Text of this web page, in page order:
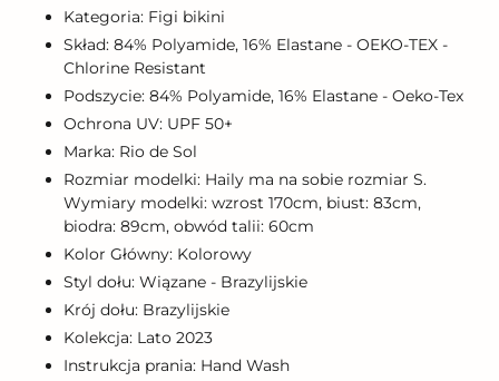
Kategoria: Figi bikini
Skład: 84% Polyamide, 16% Elastane - OEKO-TEX -
Chlorine Resistant
Podszycie: 84% Polyamide, 16% Elastane - Oeko-Tex
Ochrona UV: UPF 50+
Marka: Rio de Sol
Rozmiar modelki: Haily ma na sobie rozmiar S.
Wymiary modelki: wzrost 170cm, biust: 83cm,
biodra: 89cm, obwód talii: 60cm
Kolor Główny: Kolorowy
Styl dołu: Wiązane - Brazylijskie
Krój dołu: Brazylijskie
Kolekcja: Lato 2023
Instrukcja prania: Hand Wash